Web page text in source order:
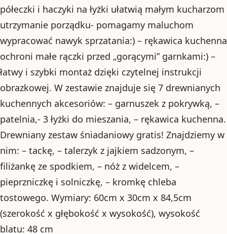
półeczki i haczyki na łyżki ułatwią małym kucharzom
utrzymanie porządku- pomagamy maluchom
wypracować nawyk sprzatania:) – rękawica kuchenna
ochroni małe rączki przed „gorącymi” garnkami:) –
łatwy i szybki montaż dzięki czytelnej instrukcji
obrazkowej. W zestawie znajduje się 7 drewnianych
kuchennych akcesoriów: – garnuszek z pokrywką, –
patelnia,- 3 łyżki do mieszania, – rękawica kuchenna.
Drewniany zestaw śniadaniowy gratis! Znajdziemy w
nim: – tackę, – talerzyk z jajkiem sadzonym, –
filiżankę ze spodkiem, – nóż z widelcem, –
pieprzniczkę i solniczkę, – kromkę chleba
tostowego. Wymiary: 60cm x 30cm x 84,5cm
(szerokość x głębokość x wysokość), wysokość
blatu: 48 cm